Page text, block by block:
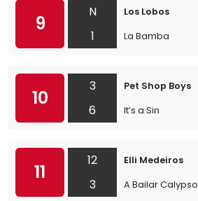
9
N
1
Los Lobos
La Bamba
10
3
6
Pet Shop Boys
It’s a Sin
11
12
3
Elli Medeiros
A Bailar Calypso